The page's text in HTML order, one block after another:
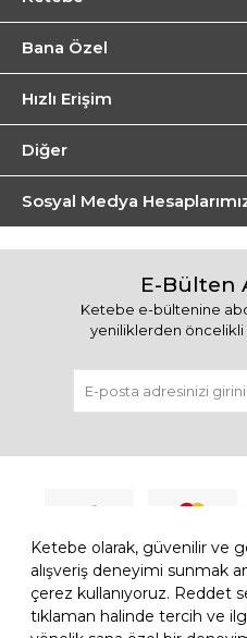
Ketebe olarak, güvenilir ve
alışveriş deneyimi sunmak
çerez kullanıyoruz. Reddet
tıklaman halinde tercih ve
Bana Özel
Hızlı Erişim
Diğer
Sosyal Medya
E-Bülten
Ketebe e-bültenine
yeniliklerden öncelikli